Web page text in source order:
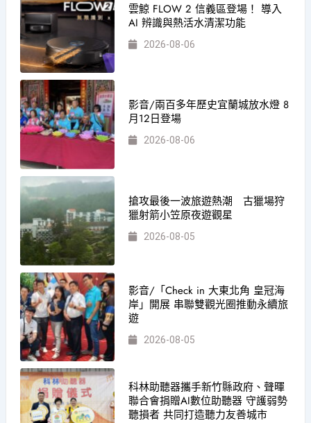
雲鯨 FLOW 2 信義區登場！ 導入
AI 辨識與熱活水清潔功能
2026-08-06
影音/兩百多年歷史宜蘭城放水燈 8
月12日登場
2026-08-06
搶攻最後一波旅遊熱潮 古獵場狩
獵射箭小笠原夜遊觀星
2026-08-05
影音/「Check in 大東北角 皇冠海
岸」開展 串聯雙觀光圈推動永續旅
遊
2026-08-05
科林助聽器攜手新竹縣政府、聲暉
聯合會捐贈AI數位助聽器 守護弱勢
聽損者 共同打造聽力友善城市